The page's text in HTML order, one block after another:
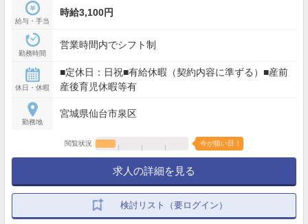
給与・手当
時給3,100円
勤務時間
営業時間内でシフト制
休日・休暇
■定休日：日祝■有給休暇（契約内容に準ずる）■産前
産後育児休暇等有
勤務地
宮城県仙台市泉区
閲覧状況 今が狙い目！
求人の詳細を見る
検討リスト（要ログイン）